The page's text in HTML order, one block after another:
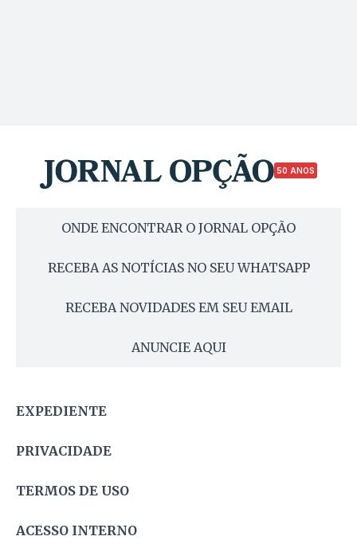
50 ANOS
ONDE ENCONTRAR O JORNAL OPÇÃO
RECEBA AS NOTÍCIAS NO SEU WHATSAPP
RECEBA NOVIDADES EM SEU EMAIL
ANUNCIE AQUI
EXPEDIENTE
PRIVACIDADE
TERMOS DE USO
ACESSO INTERNO